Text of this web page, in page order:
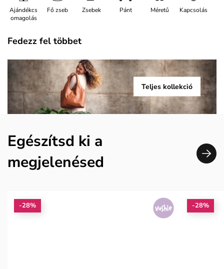
Ajándékcs
omagolás
Fő zseb Zsebek Pánt Méretű Kapcsolás
Fedezz fel többet
Teljes kollekció
Egészítsd ki a
megjelenésed
-28% -28%